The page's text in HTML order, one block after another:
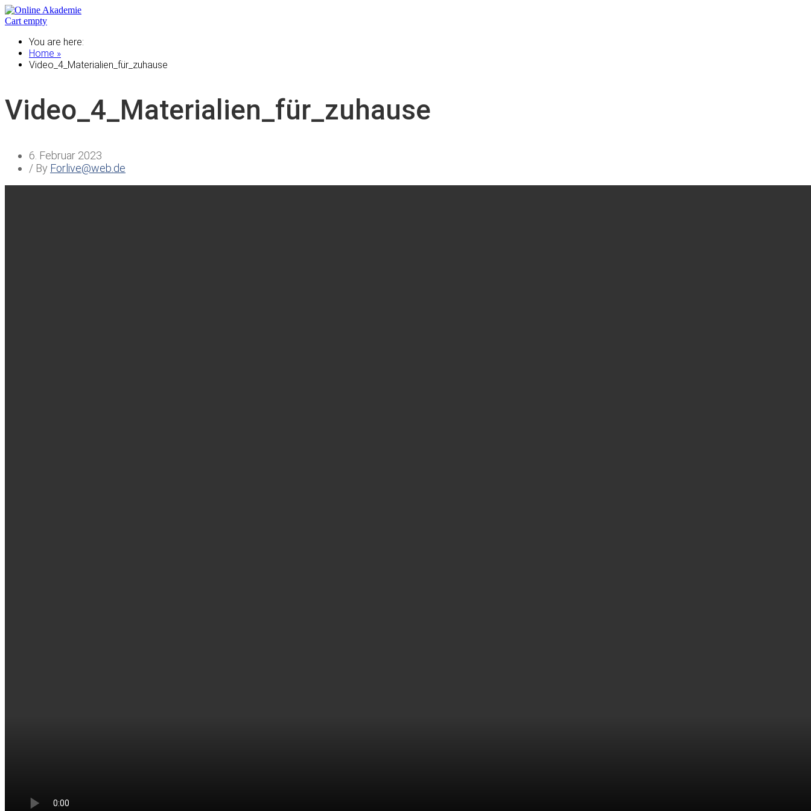
Cart empty
You are here:
Home »
Video_4_Materialien_für_zuhause
Video_4_Materialien_für_zuhause
6. Februar 2023
/ By Forlive@web.de